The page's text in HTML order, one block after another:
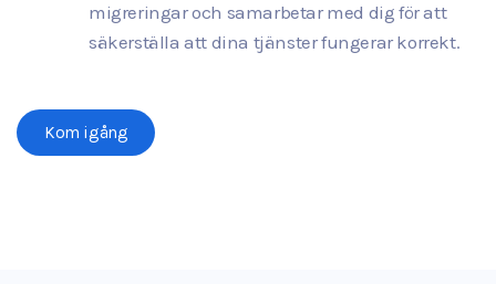
migreringar och samarbetar med dig för att
säkerställa att dina tjänster fungerar korrekt.
Kom igång